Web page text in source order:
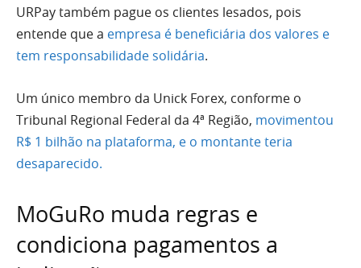
URPay também pague os clientes lesados, pois
entende que a empresa é beneficiária dos valores e
tem responsabilidade solidária.
Um único membro da Unick Forex, conforme o
Tribunal Regional Federal da 4ª Região, movimentou
R$ 1 bilhão na plataforma, e o montante teria
desaparecido.
MoGuRo muda regras e
condiciona pagamentos a